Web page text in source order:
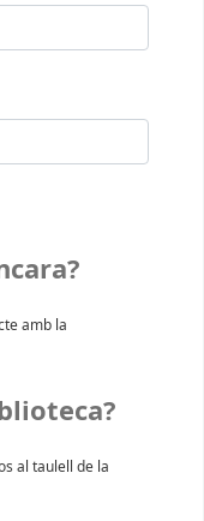
amb la
al taulell de la